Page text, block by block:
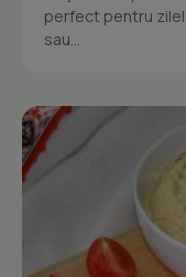
perfect pentru
sau...